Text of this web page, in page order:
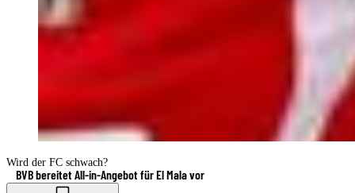
Wird der FC schwach?
BVB bereitet All-in-Angebot für El Mala vor